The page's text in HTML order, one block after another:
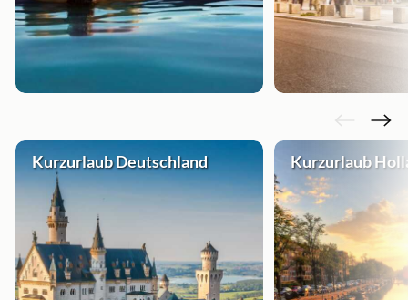
Kurzurlaub Deutschland Kurzurlaub